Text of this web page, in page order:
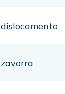
dislocamento
zavorra